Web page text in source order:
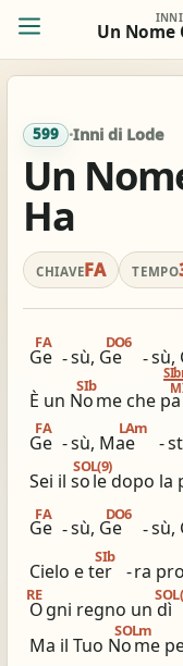
INNI
Un Nome
FA
FA
Accordi
tocca per
view_column_2
graphic_eq
Accordatore
library_books
Simili altri innari
599 ·Inni di Lode
Un
Ha
CHIAVEFA TEMPO
Ge
FA
-sù, Ge
DO6
-sù,
È un No
SIb
me che pa
Ge
FA
-sù, Mae
LAm
-
Sei il so
SOL(9)
le dopo la
Ge
FA
-sù, Ge
DO6
-sù,
Cielo e ter
SIb
-ra
O
RE
gni regno un dì
Ma il Tuo No
SOLm
me